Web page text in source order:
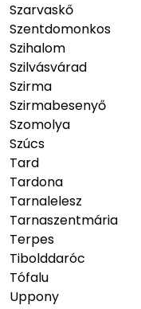
Szarvaskő
Szentdomonkos
Szihalom
Szilvásvárad
Szirma
Szirmabesenyő
Szomolya
Szúcs
Tard
Tardona
Tarnalelesz
Tarnaszentmária
Terpes
Tibolddaróc
Tófalu
Uppony